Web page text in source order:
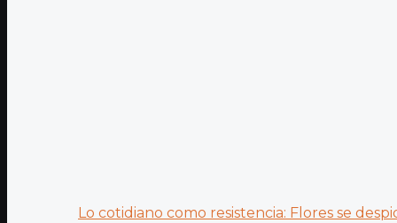
Lo cotidiano como resistencia: Flores se